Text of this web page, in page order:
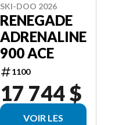
SKI-DOO 2026
RENEGADE
ADRENALINE
900 ACE
1100
17 744 $
VOIR LES